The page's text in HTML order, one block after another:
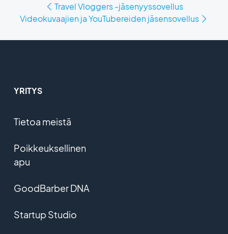
Travel Vloggers -jäsenyyssovellus
Videokuvaajien ja YouTubereiden jäsensovellus
YRITYS
Tietoa meistä
Poikkeuksellinen
apu
GoodBarber DNA
Startup Studio